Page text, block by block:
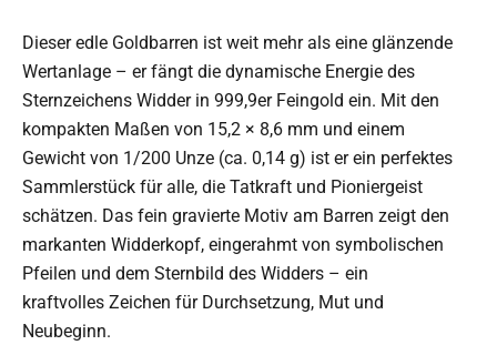
Dieser edle Goldbarren ist weit mehr als eine glänzende
Wertanlage – er fängt die dynamische Energie des
Sternzeichens Widder in 999,9er Feingold ein. Mit den
kompakten Maßen von 15,2 × 8,6 mm und einem
Gewicht von 1/200 Unze (ca. 0,14 g) ist er ein perfektes
Sammlerstück für alle, die Tatkraft und Pioniergeist
schätzen. Das fein gravierte Motiv am Barren zeigt den
markanten Widderkopf, eingerahmt von symbolischen
Pfeilen und dem Sternbild des Widders – ein
kraftvolles Zeichen für Durchsetzung, Mut und
Neubeginn.